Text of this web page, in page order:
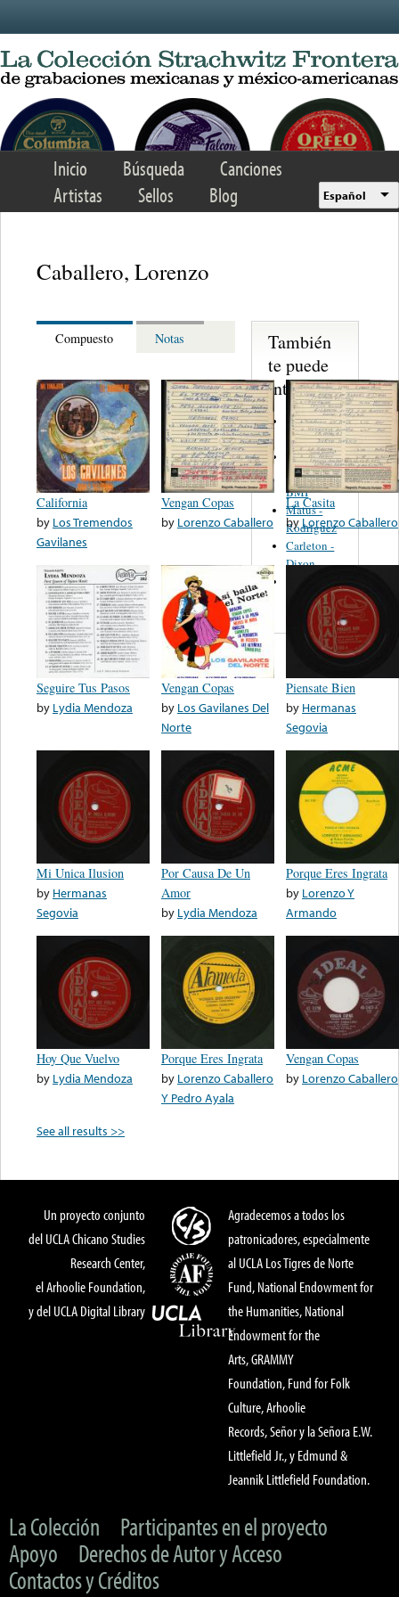
Inicio Búsqueda
Canciones
Artistas
Sellos Blog Español
Caballero, Lorenzo
Compuesto Notas
California
by Los Tremendos
Gavilanes
Vengan Copas
by Lorenzo Caballero
La Casita
byLorenzo Caballero
Seguire Tus Pasos
by Lydia Mendoza
Vengan Copas
by Los Gavilanes Del
Norte
Piensate Bien
by Hermanas
Segovia
Mi Unica Ilusion
by Hermanas
Segovia
Por Causa De Un
Amor
by Lydia Mendoza
Porque Eres Ingrata
by Lorenzo Y
Armando
Hoy Que Vuelvo
by Lydia Mendoza
Porque Eres Ingrata
by Lorenzo Caballero
Y Pedro Ayala
Vengan Copas
by Lorenzo Caballero
See all results >>
También
te puede
interesar...
Martinez,
Felipe
Performance
Music Co.
BMI
Matus -
Rodriguez
Carleton -
Dixon
Oliverira
Un proyecto conjunto
del UCLA Chicano Studies
Research Center,
el Arhoolie Foundation,
y del UCLA Digital Library
Agradecemos a todos los
patronicadores, especialmente
al UCLA Los Tigres de Norte
Fund, National Endowment for
the Humanities, National
Endowment for the
Arts, GRAMMY
Foundation, Fund for Folk
Culture, Arhoolie
Records, Señor y la Señora E.W.
Littlefield Jr., y Edmund &
Jeannik Littlefield Foundation.
La Colección
Participantes en el proyecto
Apoyo
Derechos de Autor y Acceso
Contactos y Créditos